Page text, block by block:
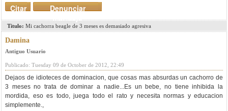
Denunciar
mensaje
Citar
Titulo: Mi cachorra beagle de 3 meses es demasiado agresiva
Damina
Antiguo Usuario
Publicado: Tuesday 09 de October de 2012, 22:49
Dejaos de idioteces de dominacion, que cosas mas absurdas un cachorro de
3 meses no trata de dominar a nadie...Es un bebe, no tiene inhibida la
mordida, eso es todo, juega todo el rato y necesita normas y educacion
simplemente.,